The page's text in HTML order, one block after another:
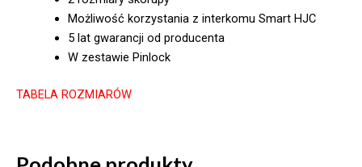
Możliwość korzystania z interkomu Smart HJC
5 lat gwarancji od producenta
W zestawie Pinlock
TABELA ROZMIARÓW